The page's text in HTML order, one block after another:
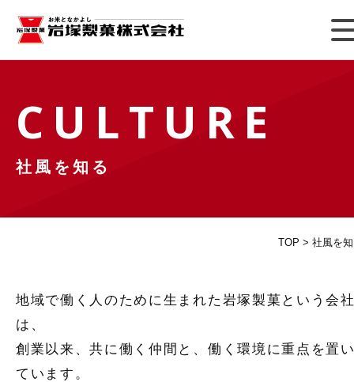
CULTURE
社風を知る
TOP > 社風を
地域で働く人のために生まれた岩塚製菓という会
は、
創業以来、共に働く仲間と、働く環境に重点を置
ています。